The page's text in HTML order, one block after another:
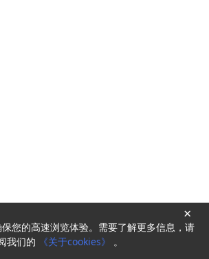
Powered byHyperKitty
您的高速浏览体验。需要了解更多信息，请
我们的
《关于cookies》 。
×